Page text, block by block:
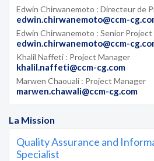
La Mission
Quality Assurance and
Specialist
Edwin Chirwanemoto : Directeur de
edwin.chirwanemoto@ccm-
Edwin Chirwanemoto : Senior Project
edwin.chirwanemoto@ccm-
Khalil Naffeti : Project Manager
khalil.naffeti@ccm-cg.com
Marwen Chaouali : Project Manager
marwen.chawali@ccm-cg.com